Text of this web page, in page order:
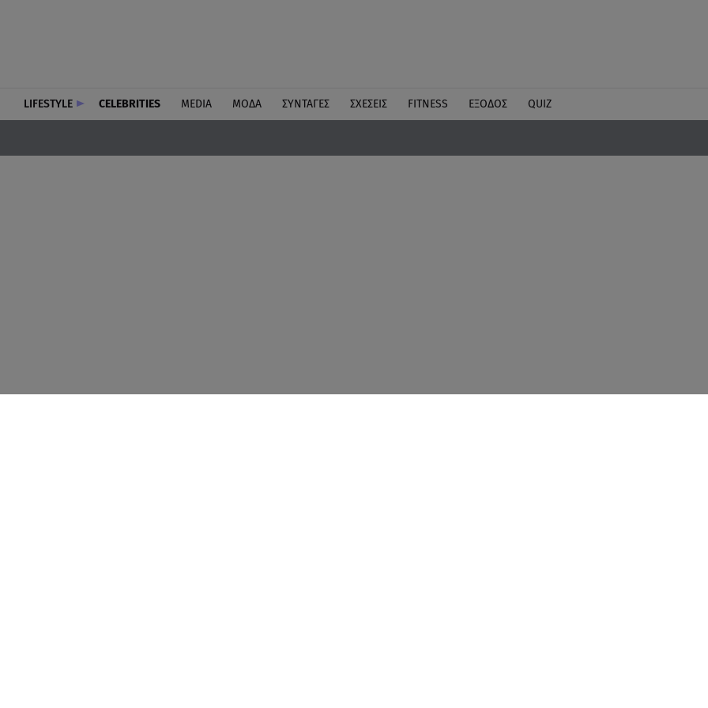
LIFESTYLE CELEBRITIES MEDIA ΜΟΔΑ ΣΥΝΤΑΓΕΣ ΣΧΕΣΕΙΣ FITNESS ΕΞΟΔΟΣ QUIZ